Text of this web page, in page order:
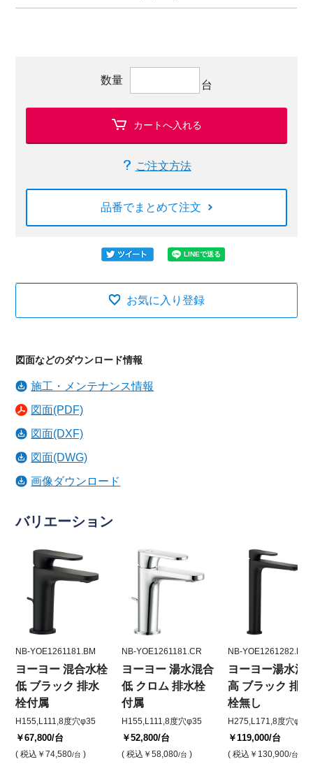
数量 台
カートへ入れる
ご注文方法
品番でまとめて注文
お気に入り登録
図面などのダウンロード情報
施工・メンテナンス情報
図面(PDF)
図面(DXF)
図面(DWG)
画像ダウンロード
バリエーション
NB-YOE1261181.BM
ヨーヨー 混合水栓
低 ブラック 排水
栓付属
H155,L111,8度穴φ35
￥67,800/台
( 税込 ￥74,580/台 )
NB-YOE1261181.CR
ヨーヨー 湯水混合
低 クロム 排水栓
付属
H155,L111,8度穴φ35
￥52,800/台
( 税込 ￥58,080/台 )
NB-YOE1261282.BM
ヨーヨー湯水混
高 ブラック 排水
栓無し
H275,L171,8度穴φ35
￥119,000/台
( 税込 ￥130,900/台